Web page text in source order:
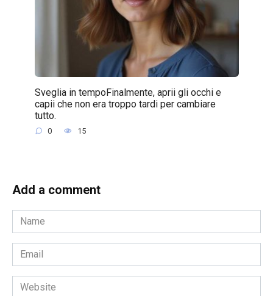
Sveglia in tempoFinalmente, aprii gli occhi e
capii che non era troppo tardi per cambiare
tutto.
0 15
Add a comment
Name
*
Email
*
Website